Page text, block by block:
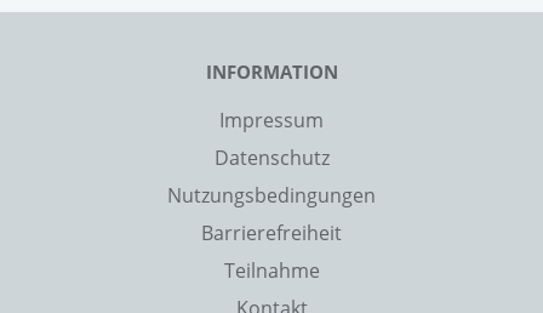
INFORMATION
Impressum
Datenschutz
Nutzungsbedingungen
Barrierefreiheit
Teilnahme